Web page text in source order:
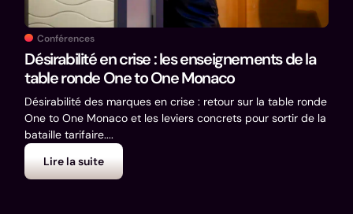
Conférences
Désirabilité en crise : les enseignements de la
table ronde One to One Monaco
Désirabilité des marques en crise : retour sur la table ronde
One to One Monaco et les leviers concrets pour sortir de la
bataille tarifaire....
Lire la suite